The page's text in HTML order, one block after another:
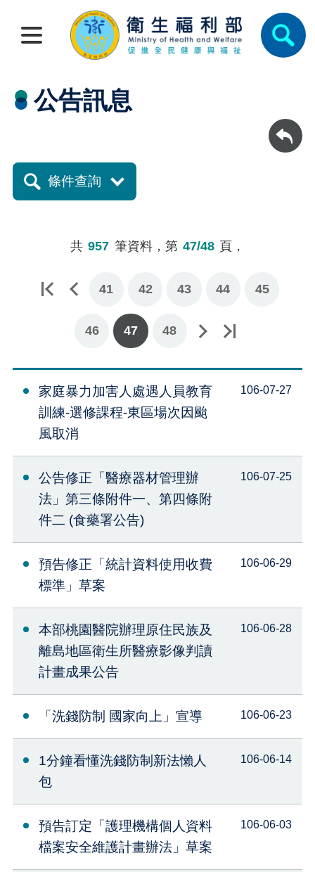
公告訊息
回上一頁
條件查詢
共 957 筆資料，第 47/48 頁，
41 42 43 44 45
46 47 48
下一頁最後一頁
家庭暴力加害人處遇人員教育
訓練-選修課程-東區場次因颱
風取消
106-07-27
公告修正「醫療器材管理辦
法」第三條附件一、第四條附
件二 (食藥署公告)
106-07-25
預告修正「統計資料使用收費
標準」草案
106-06-29
本部桃園醫院辦理原住民族及
離島地區衛生所醫療影像判讀
計畫成果公告
106-06-28
「洗錢防制 國家向上」宣導 106-06-23
1分鐘看懂洗錢防制新法懶人
包
106-06-14
預告訂定「護理機構個人資料
檔案安全維護計畫辦法」草案
106-06-03